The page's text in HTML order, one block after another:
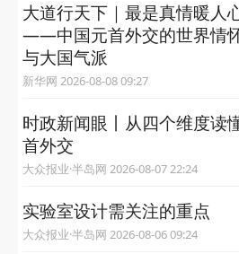
大道行天下｜最是真情暖人
——中国元首外交的世界情
与大国气派
新华网 2026-08-08 09:27
时政新闻眼丨从四个维度读
首外交
大众报业·半岛网 2026-08-07 22:24
实验室设计需关注的重点
大众报业·半岛网 2026-08-06 09:24